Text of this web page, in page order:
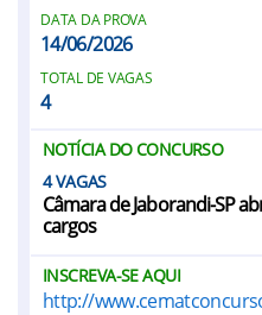
DATA DA PROVA
14/06/2026
TOTAL DE VAGAS
4
NOTÍCIA DO CONCURSO
4
Câmara de Jaborandi-SP
cargos
INSCREVA-SE AQUI
http://